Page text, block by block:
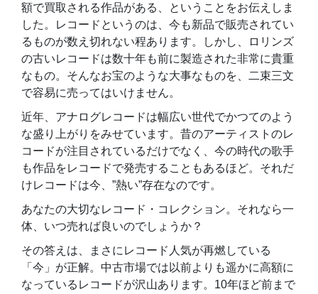
額で買取される作品がある、ということをお伝えしま
した。レコードというのは、今も新品で販売されてい
るものが数え切れない程あります。しかし、ロリンズ
の古いレコードは数十年も前に製造された非常に貴重
なもの。そんなお宝のような大事なものを、二束三文
で容易に売ってはいけません。
近年、アナログレコードは幅広い世代でかつてのよう
な盛り上がりをみせています。昔のアーティストのレ
コードが注目されているだけでなく、今の時代の歌手
も作品をレコードで発売することもあるほど。それだ
けレコードは今、”熱い”存在なのです。
あなたの大切なレコード・コレクション。それなら一
体、いつ売れば良いのでしょうか？
その答えは、まさにレコード人気が再燃している
「今」が正解。中古市場では以前よりも遥かに高額に
なっているレコードが沢山あります。10年ほど前まで